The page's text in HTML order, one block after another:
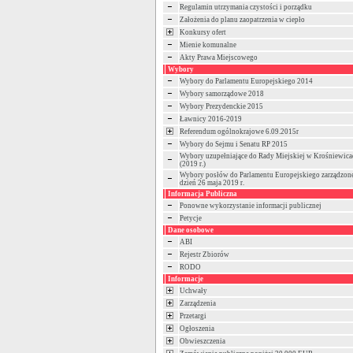
Regulamin utrzymania czystości i porządku
Założenia do planu zaopatrzenia w ciepło
Konkursy ofert
Mienie komunalne
Akty Prawa Miejscowego
Wybory
Wybory do Parlamentu Europejskiego 2014
Wybory samorządowe 2018
Wybory Prezydenckie 2015
Ławnicy 2016-2019
Referendum ogólnokrajowe 6.09.2015r
Wybory do Sejmu i Senatu RP 2015
Wybory uzupełniające do Rady Miejskiej w
(2019 r.)
Wybory posłów do Parlamentu Europejskiego
dzień 26 maja 2019 r.
Informacja Publiczna
Ponowne wykorzystanie informacji publicznej
Petycje
Dane osobowe
ABI
Rejestr Zbiorów
RODO
Informacje
Uchwały
Zarządzenia
Przetargi
Ogłoszenia
Obwieszczenia